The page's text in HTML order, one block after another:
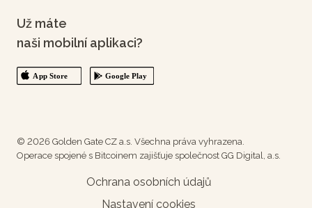
Už máte
naši mobilní aplikaci?
© 2026 Golden Gate CZ a.s. Všechna práva vyhrazena.
Operace spojené s Bitcoinem zajišťuje společnost GG Digital, a.s.
Ochrana osobních údajů
Nastavení cookies